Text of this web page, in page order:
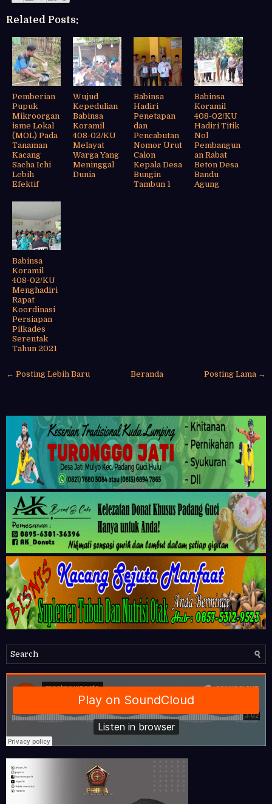
Related Posts:
Pemberian
Pupuk
Mikroorgan
isme Lokal
(MOL) Pada
Tanaman
Kacang
Sacha Ichi
Lebih
Efektif
Wujud
Kepedulian
Babinsa
Koramil
408-02/KU
Melayat
Warga Yang
Meninggal
Dunia
Babinsa
Hadiri
Penetapan
dan
Pencabutan
Nomor Urut
Calon
Kepala Desa
Bungin
Tambun 1
Babinsa
Koramil
408-02/KU
Hadiri Titik
Nol
Pembangun
an Rabat
Beton Desa
Bandu
Agung
Babinsa
Koramil
408-02/KU
Menghadiri
Rapat
Koordinasi
Persiapan
Pilkades
Serentak
Tahun 2021
← Posting Lebih Baru Posting Lama →
Beranda